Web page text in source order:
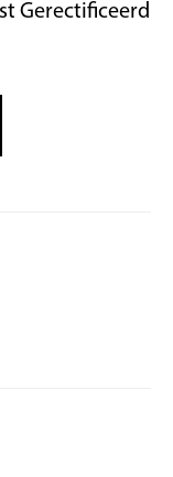
Gerectificeerd